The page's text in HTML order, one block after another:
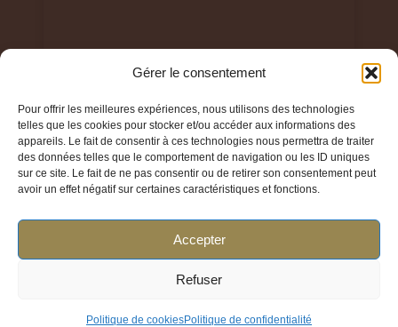
Gérer le consentement
Pour offrir les meilleures expériences, nous utilisons des technologies
telles que les cookies pour stocker et/ou accéder aux informations des
appareils. Le fait de consentir à ces technologies nous permettra de traiter
des données telles que le comportement de navigation ou les ID uniques
sur ce site. Le fait de ne pas consentir ou de retirer son consentement peut
avoir un effet négatif sur certaines caractéristiques et fonctions.
Accepter
Refuser
Politique de cookiesPolitique de confidentialité
© 2024 Parfum Élégant TOUS DROITS RESERVES